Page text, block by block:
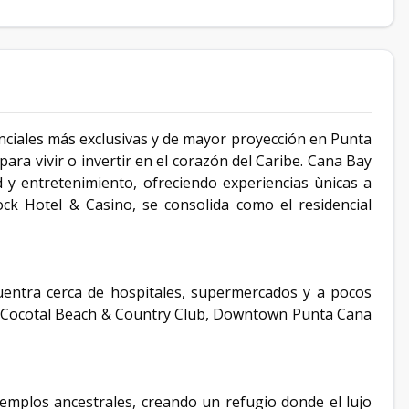
más exclusivas y de mayor proyección en Punta
vivir o invertir en el corazón del Caribe. Cana Bay
entretenimiento, ofreciendo experiencias ùnicas a
Hotel & Casino, se consolida como el residencial
cerca de hospitales, supermercados y a pocos
Beach & Country Club, Downtown Punta Cana
ancestrales, creando un refugio donde el lujo